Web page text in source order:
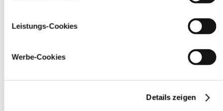
Leistungs-Cookies
Werbe-Cookies
Details zeigen
Pflegehinweise